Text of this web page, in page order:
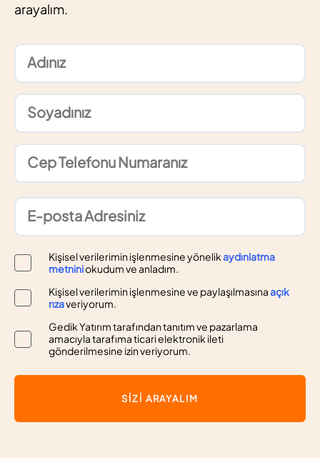
arayalım.
Kişisel verilerimin işlenmesine yönelikaydınlatma
metniniokudum ve anladım.
Kişisel verilerimin işlenmesine ve paylaşılmasınaaçık
rızaveriyorum.
Gedik Yatırım tarafından tanıtım ve pazarlama
amacıyla tarafıma ticari elektronik ileti
gönderilmesine izin veriyorum.
SİZİ ARAYALIM